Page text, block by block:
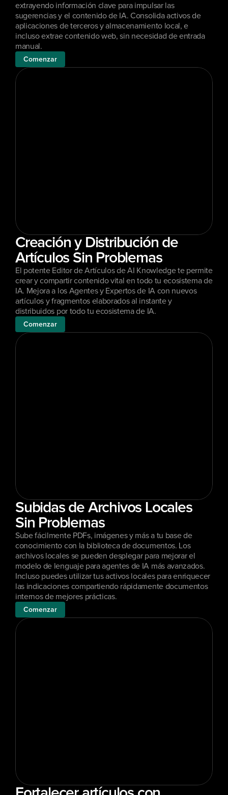
extrayendo información clave para impulsar las
sugerencias y el contenido de IA. Consolida activos de
aplicaciones de terceros y almacenamiento local, e
incluso extrae contenido web, sin necesidad de entrada
manual.
Comenzar
Creación y Distribución de
Artículos Sin Problemas
El potente Editor de Artículos de AI Knowledge te permite
crear y compartir contenido vital en todo tu ecosistema de
IA. Mejora a los Agentes y Expertos de IA con nuevos
artículos y fragmentos elaborados al instante y
distribuidos por todo tu ecosistema de IA.
Comenzar
Subidas de Archivos Locales
Sin Problemas
Sube fácilmente PDFs, imágenes y más a tu base de
conocimiento con la biblioteca de documentos. Los
archivos locales se pueden desplegar para mejorar el
modelo de lenguaje para agentes de IA más avanzados.
Incluso puedes utilizar tus activos locales para enriquecer
las indicaciones compartiendo rápidamente documentos
internos de mejores prácticas.
Comenzar